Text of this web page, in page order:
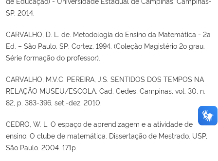
SP, 2014.
CARVALHO, D. L. de. Metodologia do Ensino da Matemática - 2a
Ed. – São Paulo, SP: Cortez, 1994. (Coleção Magistério 2o grau.
Série formação do professor).
CARVALHO, M.V.C; PEREIRA, J.S. SENTIDOS DOS TEMPOS NA
RELAÇÃO MUSEU/ESCOLA. Cad. Cedes, Campinas, vol. 30, n.
82, p. 383-396, set.-dez. 2010.
CEDRO, W. L. O espaço de aprendizagem e a atividade de
ensino: O clube de matemática. Dissertação de Mestrado. USP,
São Paulo. 2004. 171p.